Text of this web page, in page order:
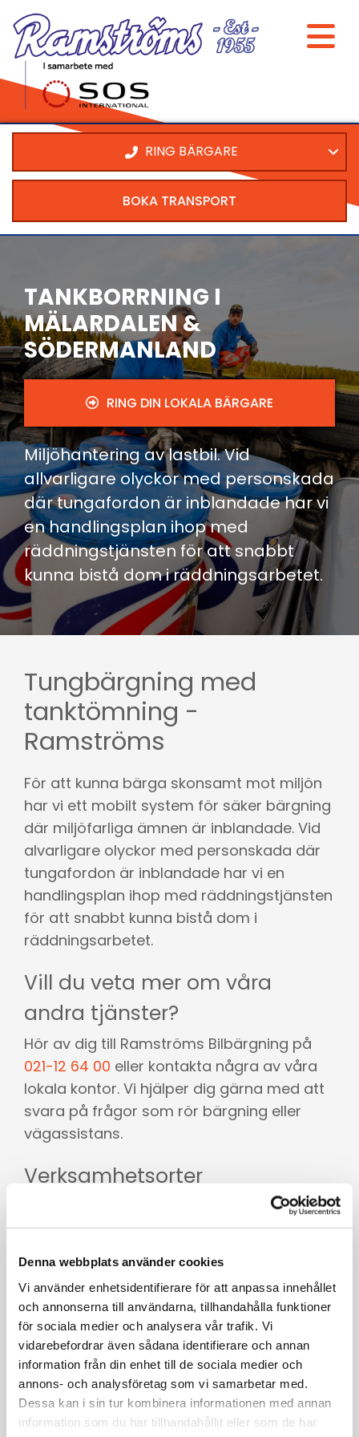
Denna webbplats använder cookies
Vi använder enhetsidentifierare för att anpassa innehållet
och annonserna till användarna, tillhandahålla funktioner
för sociala medier och analysera vår trafik. Vi
vidarebefordrar även sådana identifierare och annan
information från din enhet till de sociala medier och
annons- och analysföretag som vi samarbetar med.
Dessa kan i sin tur kombinera informationen med annan
information som du har tillhandahållit eller som de har
RING BÄRGARE
BOKA TRANSPORT
TANKBORRNING I
MÄLARDALEN &
SÖDERMANLAND
RING DIN LOKALA BÄRGARE
Miljöhantering av lastbil. Vid
allvarligare olyckor med personskada
där tungafordon är inblandade har vi
en handlingsplan ihop med
räddningstjänsten för att snabbt
kunna bistå dom i räddningsarbetet.
Tungbärgning med
tanktömning -
Ramströms
För att kunna bärga skonsamt mot miljön
har vi ett mobilt system för säker bärgning
där miljöfarliga ämnen är inblandade. Vid
alvarligare olyckor med personskada där
tungafordon är inblandade har vi en
handlingsplan ihop med räddningstjänsten
för att snabbt kunna bistå dom i
räddningsarbetet.
Vill du veta mer om våra
andra tjänster?
Hör av dig till Ramströms Bilbärgning på
021-12 64 00 eller kontakta några av våra
lokala kontor. Vi hjälper dig gärna med att
svara på frågor som rör bärgning eller
vägassistans.
Verksamhetsorter
Västerås, Eskilstuna, Arboga, Kungsör,
Strängnäs, Sala, Fagersta, Köping &